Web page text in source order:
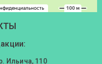
Ильича, 110